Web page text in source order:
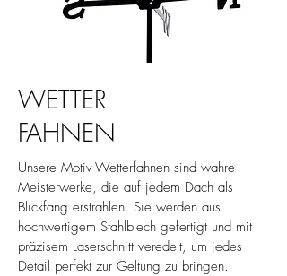
WETTER
FAHNEN
Unsere Motiv-Wetterfahnen sind wahre
Meisterwerke, die auf jedem Dach als
Blickfang erstrahlen. Sie werden aus
hochwertigem Stahlblech gefertigt und mit
präzisem Laserschnitt veredelt, um jedes
Detail perfekt zur Geltung zu bringen.